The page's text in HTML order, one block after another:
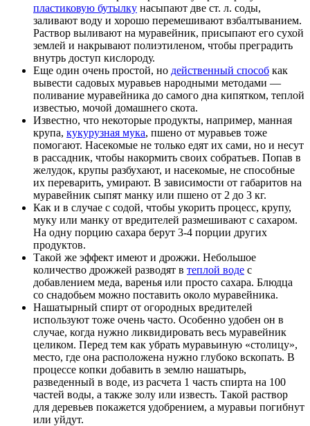
пластиковую бутылку насыпают две ст. л. соды,
заливают воду и хорошо перемешивают взбалтыванием.
Раствор выливают на муравейник, присыпают его сухой
землей и накрывают полиэтиленом, чтобы преградить
внутрь доступ кислороду.
Еще один очень простой, но действенный способ как
вывести садовых муравьев народными методами ―
поливание муравейника до самого дна кипятком, теплой
известью, мочой домашнего скота.
Известно, что некоторые продукты, например, манная
крупа, кукурузная мука, пшено от муравьев тоже
помогают. Насекомые не только едят их сами, но и несут
в рассадник, чтобы накормить своих собратьев. Попав в
желудок, крупы разбухают, и насекомые, не способные
их переварить, умирают. В зависимости от габаритов на
муравейник сыпят манку или пшено от 2 до 3 кг.
Как и в случае с содой, чтобы укорить процесс, крупу,
муку или манку от вредителей размешивают с сахаром.
На одну порцию сахара берут 3-4 порции других
продуктов.
Такой же эффект имеют и дрожжи. Небольшое
количество дрожжей разводят в теплой воде с
добавлением меда, варенья или просто сахара. Блюдца
со снадобьем можно поставить около муравейника.
Нашатырный спирт от огородных вредителей
используют тоже очень часто. Особенно удобен он в
случае, когда нужно ликвидировать весь муравейник
целиком. Перед тем как убрать муравьиную «столицу»,
место, где она расположена нужно глубоко вскопать. В
процессе копки добавить в землю нашатырь,
разведенный в воде, из расчета 1 часть спирта на 100
частей воды, а также золу или известь. Такой раствор
для деревьев покажется удобрением, а муравьи погибнут
или уйдут.